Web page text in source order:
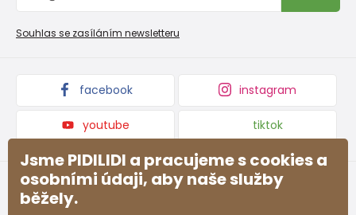
Nevyzvednutá objednávka na dobírku
Velkoobchod PiDiLiDi
Affiliate program
Kolekce zboží
Souhlas se zasíláním newsletteru
facebook instagram
youtube tiktok
Jsme PIDILIDI a pracujeme s cookies a
osobními údaji, aby naše služby
běžely.